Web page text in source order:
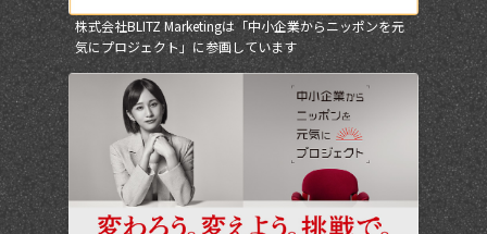
株式会社BLITZ Marketingは「中小企業からニッポンを元
気にプロジェクト」に参画しています